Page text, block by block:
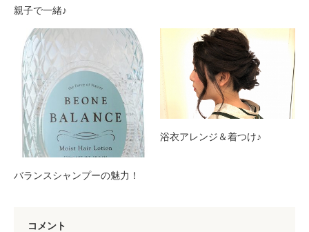
親子で一緒♪
バランスシャンプーの魅力！
浴衣アレンジ＆着つけ♪
コメント